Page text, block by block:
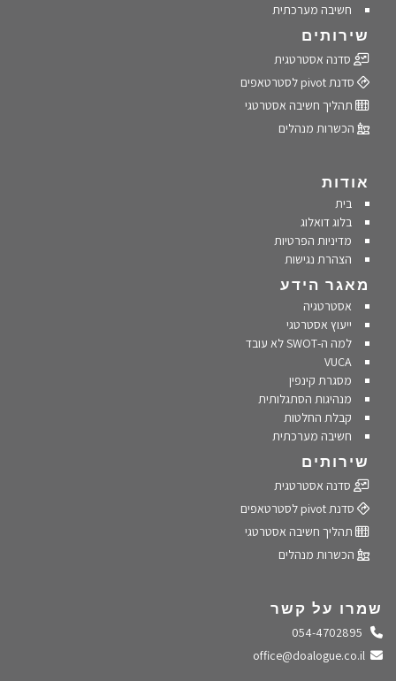
חשיבה מערכתית
שירותים
סדנה אסטרטגית
סדנת pivot לסטרטאפים
תהליך חשיבה אסטרטגי
הכשרות מנהלים
אודות
בית
בלוג דואלוג
מדיניות הפרטיות
הצהרת נגישות
מאגר הידע
אסטרטגיה
ייעוץ אסטרטגי
למה ה-SWOT לא עובד
VUCA
מסגרת קינפין
מנהיגות הסתגלותית
קבלת החלטות
חשיבה מערכתית
שירותים
סדנה אסטרטגית
סדנת pivot לסטרטאפים
תהליך חשיבה אסטרטגי
הכשרות מנהלים
שמרו על קשר
התקשרו אלינו
שלחו מייל